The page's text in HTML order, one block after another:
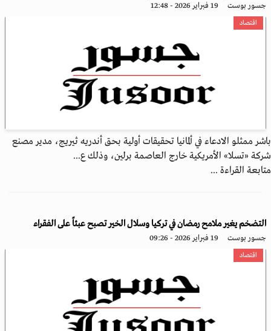
جسور بوست 19 فبراير 2026 - 12:48
اقتصاد
باشر ممثلو الادعاء في ألمانيا تحقيقات أولية بحق أندريه ثيريج، مدير مصنع
شركة «تسلا» الأمريكية خارج العاصمة برلين، وذلك ع...
متابعة القراءة ...
التضخم يغير ملامح رمضان في تركيا وسلال الخير تصبح عبئاً على الفقراء
جسور بوست 19 فبراير 2026 - 09:26
اقتصاد